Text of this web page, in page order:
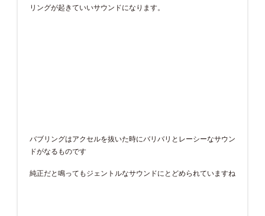
リングが起きていいサウンドになります。
バブリングはアクセルを抜いた時にバリバリとレーシーなサウン
ドがなるものです
純正だと鳴ってもジェントルなサウンドにとどめられていますね